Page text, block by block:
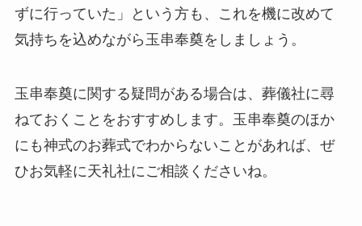
ずに行っていた」という方も、これを機に改めて
気持ちを込めながら玉串奉奠をしましょう。
玉串奉奠に関する疑問がある場合は、葬儀社に尋
ねておくことをおすすめします。玉串奉奠のほか
にも神式のお葬式でわからないことがあれば、ぜ
ひお気軽に天礼社にご相談くださいね。